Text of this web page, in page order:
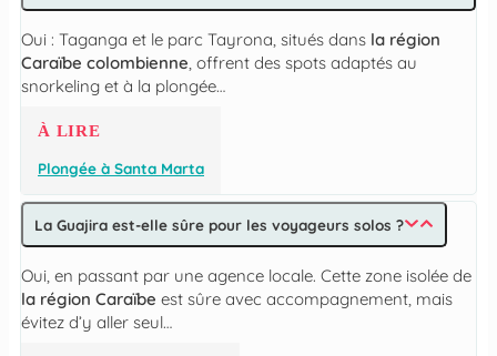
Oui : Taganga et le parc Tayrona, situés dans la région
Caraïbe colombienne, offrent des spots adaptés au
snorkeling et à la plongée…
À LIRE
Plongée à Santa Marta
La Guajira est-elle sûre pour les voyageurs solos ?
Oui, en passant par une agence locale. Cette zone isolée de
la région Caraïbe est sûre avec accompagnement, mais
évitez d’y aller seul…